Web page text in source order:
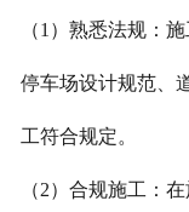
（1）熟悉法规：
停车场设计规范、
工符合规定。
（2）合规施工：